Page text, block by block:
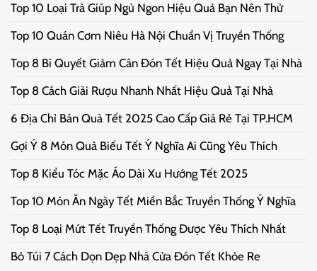
Top 10 Loại Trà Giúp Ngủ Ngon Hiệu Quả Bạn Nên Thử
Top 10 Quán Cơm Niêu Hà Nội Chuẩn Vị Truyền Thống
Top 8 Bí Quyết Giảm Cân Đón Tết Hiệu Quả Ngay Tại Nhà
Top 8 Cách Giải Rượu Nhanh Nhất Hiệu Quả Tại Nhà
6 Địa Chỉ Bán Quà Tết 2025 Cao Cấp Giá Rẻ Tại TP.HCM
Gợi Ý 8 Món Quà Biếu Tết Ý Nghĩa Ai Cũng Yêu Thích
Top 8 Kiểu Tóc Mặc Áo Dài Xu Hướng Tết 2025
Top 10 Món Ăn Ngày Tết Miền Bắc Truyền Thống Ý Nghĩa
Top 8 Loại Mứt Tết Truyền Thống Được Yêu Thích Nhất
Bỏ Túi 7 Cách Dọn Dẹp Nhà Cửa Đón Tết Khỏe Re